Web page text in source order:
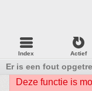
Index Actief
Er is een fout
Deze functie is